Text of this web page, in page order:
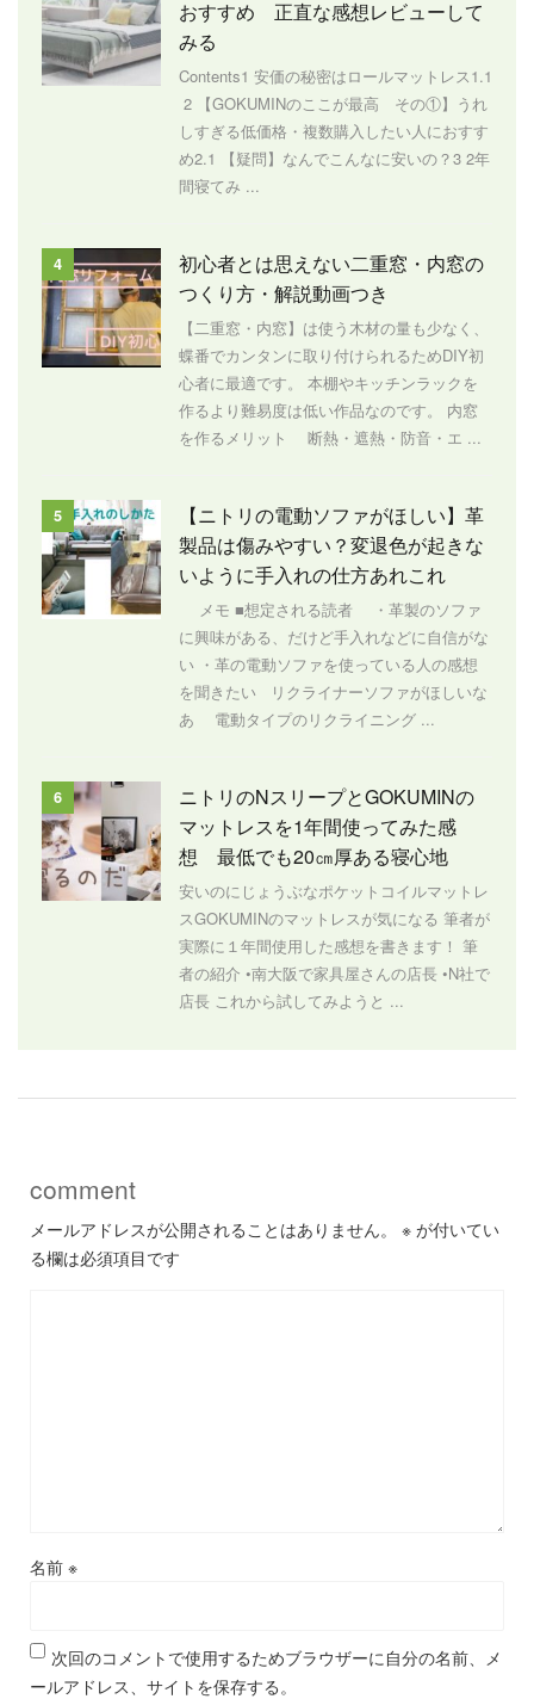
おすすめ 正直な感想レビューして
みる
Contents1 安価の秘密はロールマットレス1.1
2 【GOKUMINのここが最高 その①】うれ
しすぎる低価格・複数購入したい人におすす
め2.1 【疑問】なんでこんなに安いの？3 2年
間寝てみ ...
4
初心者とは思えない二重窓・内窓の
つくり方・解説動画つき
【二重窓・内窓】は使う木材の量も少なく、
蝶番でカンタンに取り付けられるためDIY初
心者に最適です。 本棚やキッチンラックを
作るより難易度は低い作品なのです。 内窓
を作るメリット 断熱・遮熱・防音・エ ...
5
【ニトリの電動ソファがほしい】革
製品は傷みやすい？変退色が起きな
いように手入れの仕方あれこれ
メモ ■想定される読者 ・革製のソファ
に興味がある、だけど手入れなどに自信がな
い ・革の電動ソファを使っている人の感想
を聞きたい リクライナーソファがほしいな
あ 電動タイプのリクライニング ...
6
ニトリのNスリープとGOKUMINの
マットレスを1年間使ってみた感
想 最低でも20㎝厚ある寝心地
安いのにじょうぶなポケットコイルマットレ
スGOKUMINのマットレスが気になる 筆者が
実際に１年間使用した感想を書きます！ 筆
者の紹介 •南大阪で家具屋さんの店長 •N社で
店長 これから試してみようと ...
comment
メールアドレスが公開されることはありません。 ※ が付いてい
る欄は必須項目です
名前 ※
次回のコメントで使用するためブラウザーに自分の名前、メ
ールアドレス、サイトを保存する。